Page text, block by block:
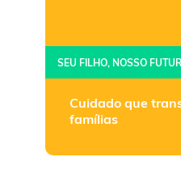
SEU FILHO, NOSSO
Cuidado que
famílias